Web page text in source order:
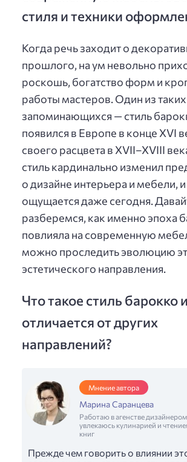
стиля и техники
Когда речь заходит о
прошлого, на ум невольно
роскошь, богатство форм и
работы мастеров. Один из
запоминающихся — стиль
появился в Европе в конце XVI
своего расцвета в XVII–XVIII
стиль кардинально изменил
о дизайне интерьера и мебели,
ощущается даже сегодня.
разберемся, как именно эпоха
повлияла на современную
можно проследить эволюцию
эстетического направления.
Что такое стиль барокко
отличается от других
направлений?
Мнение автора
Марина Саранцева
Работаю в агенстве
увлекаюсь кулинарией и
книг
Прежде чем говорить о влиянии